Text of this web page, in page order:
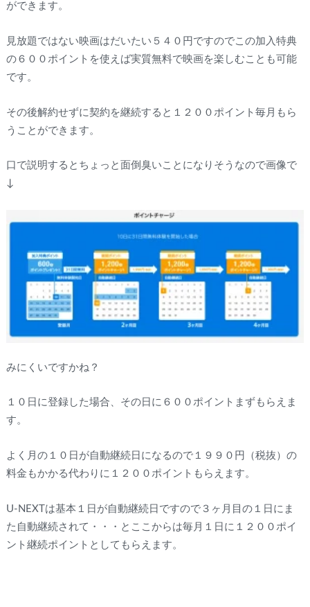
ができます。
見放題ではない映画はだいたい５４０円ですのでこの加入特典
の６００ポイントを使えば実質無料で映画を楽しむことも可能
です。
その後解約せずに契約を継続すると１２００ポイント毎月もら
うことができます。
口で説明するとちょっと面倒臭いことになりそうなので画像で
↓
みにくいですかね？
１０日に登録した場合、その日に６００ポイントまずもらえま
す。
よく月の１０日が自動継続日になるので１９９０円（税抜）の
料金もかかる代わりに１２００ポイントもらえます。
U-NEXTは基本１日が自動継続日ですので３ヶ月目の１日にま
た自動継続されて・・・とここからは毎月１日に１２００ポイ
ント継続ポイントとしてもらえます。